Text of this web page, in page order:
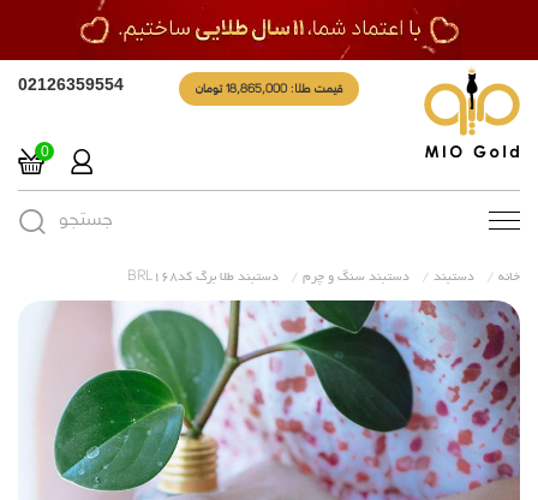
قیمت طلا: 18,865,000 تومان 02126359554
0
Toggle جستجو
خانه دستبند دستبند سنگ و چرم دستبند طلا برگ کدBRL168